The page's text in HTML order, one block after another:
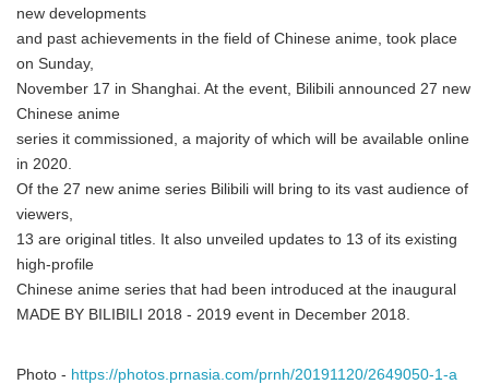
new developments
and past achievements in the field of Chinese anime, took place
on Sunday,
November 17 in Shanghai. At the event, Bilibili announced 27 new
Chinese anime
series it commissioned, a majority of which will be available online
in 2020.
Of the 27 new anime series Bilibili will bring to its vast audience of
viewers,
13 are original titles. It also unveiled updates to 13 of its existing
high-profile
Chinese anime series that had been introduced at the inaugural
MADE BY BILIBILI 2018 - 2019 event in December 2018.
Photo - https://photos.prnasia.com/prnh/20191120/2649050-1-a